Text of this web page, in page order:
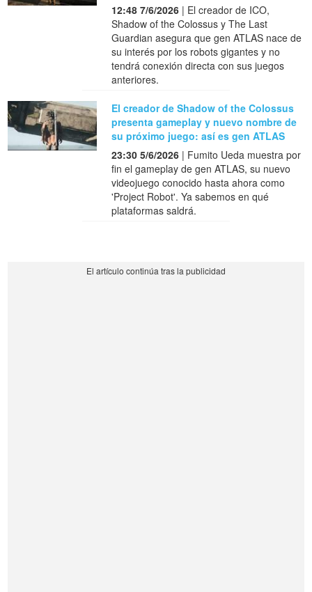
12:48 7/6/2026 | El creador de ICO,
Shadow of the Colossus y The Last
Guardian asegura que gen ATLAS nace de
su interés por los robots gigantes y no
tendrá conexión directa con sus juegos
anteriores.
El creador de Shadow of the Colossus
presenta gameplay y nuevo nombre de
su próximo juego: así es gen ATLAS
23:30 5/6/2026 | Fumito Ueda muestra por
fin el gameplay de gen ATLAS, su nuevo
videojuego conocido hasta ahora como
'Project Robot'. Ya sabemos en qué
plataformas saldrá.